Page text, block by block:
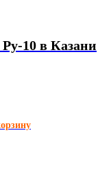
10 в Казани